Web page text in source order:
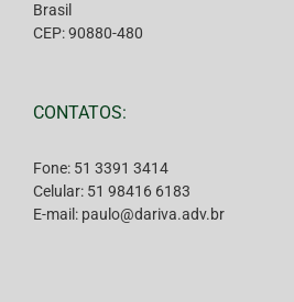
Brasil
CEP: 90880-480
CONTATOS:
Fone: 51 3391 3414
Celular: 51 98416 6183
E-mail: paulo@dariva.adv.br